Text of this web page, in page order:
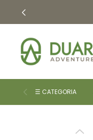
☰ CATEGORIA